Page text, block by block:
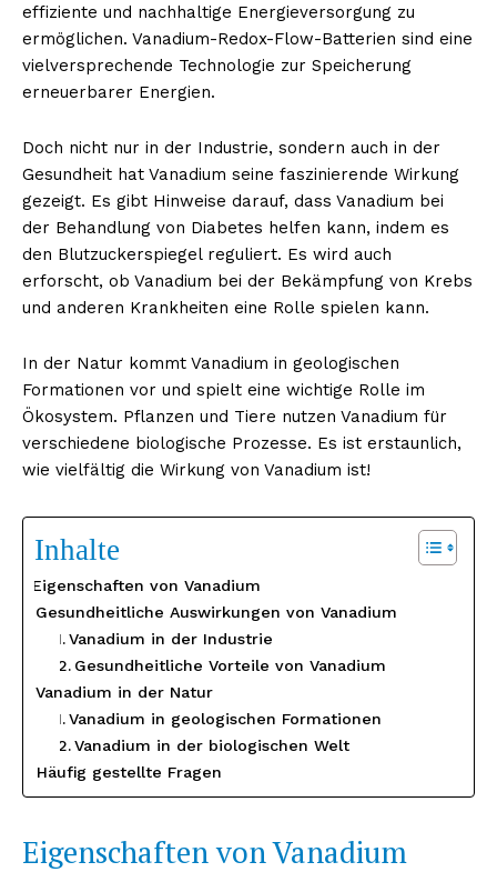
effiziente und nachhaltige Energieversorgung zu
ermöglichen. Vanadium-Redox-Flow-Batterien sind eine
vielversprechende Technologie zur Speicherung
erneuerbarer Energien.
Doch nicht nur in der Industrie, sondern auch in der
Gesundheit hat Vanadium seine faszinierende Wirkung
gezeigt. Es gibt Hinweise darauf, dass Vanadium bei
der Behandlung von Diabetes helfen kann, indem es
den Blutzuckerspiegel reguliert. Es wird auch
erforscht, ob Vanadium bei der Bekämpfung von Krebs
und anderen Krankheiten eine Rolle spielen kann.
In der Natur kommt Vanadium in geologischen
Formationen vor und spielt eine wichtige Rolle im
Ökosystem. Pflanzen und Tiere nutzen Vanadium für
verschiedene biologische Prozesse. Es ist erstaunlich,
wie vielfältig die Wirkung von Vanadium ist!
Inhalte
Eigenschaften von Vanadium
Gesundheitliche Auswirkungen von Vanadium
Vanadium in der Industrie
Gesundheitliche Vorteile von Vanadium
Vanadium in der Natur
Vanadium in geologischen Formationen
Vanadium in der biologischen Welt
Häufig gestellte Fragen
Eigenschaften von Vanadium